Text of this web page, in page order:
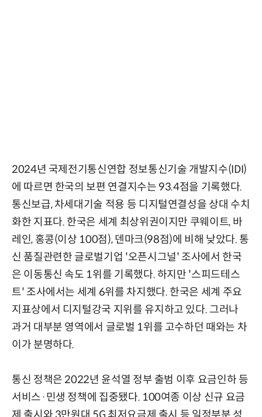
2024년 국제전기통신연합 정보통신기술 개발지수(IDI)
에 따르면 한국의 보편 연결지수는 93.4점을 기록했다.
통신보급, 차세대기술 적용 등 디지털연결성을 상대 수치
화한 지표다. 한국은 세계 최상위권이지만 쿠웨이트, 바
레인, 홍콩(이상 100점), 덴마크(98점)에 비해 낮았다. 통
신 품질관련한 글로벌기업 '오픈시그널' 조사에서 한국
은 이동통신 속도 1위를 기록했다. 하지만 '스피드테스
트' 조사에서는 세계 6위를 차지했다. 한국은 세계 주요
지표상에서 디지털강국 지위를 유지하고 있다. 그러나
과거 대부분 영역에서 글로벌 1위를 고수하던 때와는 차
이가 분명하다.
통신 정책은 2022년 윤석열 정부 출범 이후 요금인하 등
서비스·민생 정책에 집중됐다. 100여종 이상 신규 요금